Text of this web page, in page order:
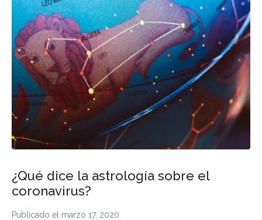
Publicado el marzo 17, 2020
¿Qué dice la astrología sobre el
coronavirus?